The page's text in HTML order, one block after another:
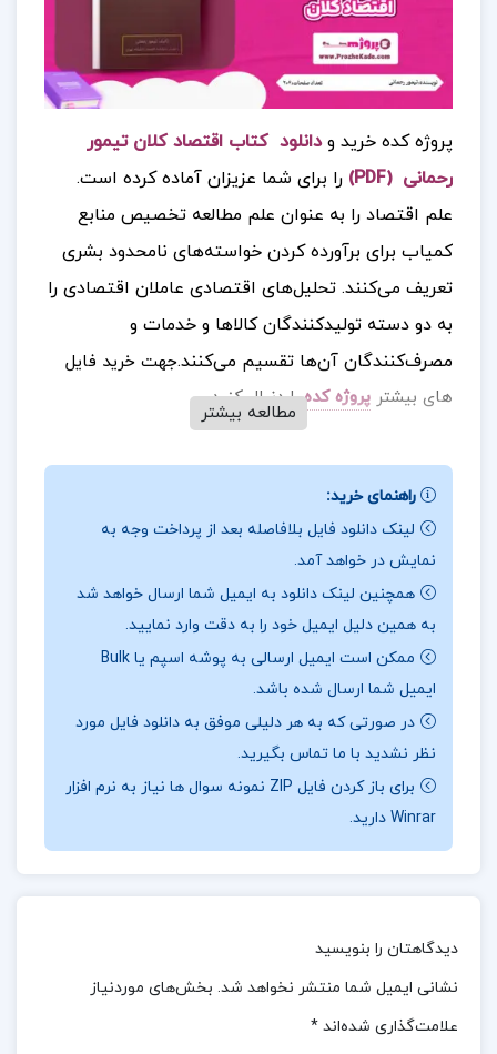
پروژه کده خرید و دانلود کتاب اقتصاد کلان تیمور
رحمانی (PDF)
را برای شما عزیزان آماده کرده است.
علم اقتصاد را به عنوان علم مطالعه تخصیص منابع
کمیاب برای برآورده کردن خواسته‌های نامحدود بشری
تعریف می‌کنند. تحلیل‌های اقتصادی عاملان اقتصادی را
به دو دسته تولیدکنندگان کالاها و خدمات و
مصرف‌کنندگان آن‌ها تقسیم می‌کنند.جهت خرید فایل
های بیشتر پروژه کدهرا دنبال کنید.
درباره نویسنده کتاب اقتصاد کلان تیمور رحمانی :
تولیدکنندگان: هدف تولیدکنندگان این است که با
به‌کارگیری و ترکیب منابع تولید، با توجه به کمیابی این
منابع، و تحمل هزینه‌های به‌کارگیری آن‌ه، سود و
منفعت خود را افزایش دهند. مصرف‌کنندگان: از سوی
دیگر، مصرف‌کنندگان به دنبال بهره‌برداری از کالاها و
خدماتی هستند که تولیدکنندگان فراهم می‌کنند، تا
نیازها و خواسته‌های خود را برآورده کنند. این دو گروه
اقتصادی در تعامل با یکدیگر، فرآیندهای تولید و مصرف
را شکل می‌دهند و در نتیجه، بازارهای اقتصادی و
بین تولید و مصرف، پایه‌ای است برای تحلیل‌های
اقتصادی و درک بهتر از نحوه تخصیص منابع در اقتصاد.
معرفی کتاب اقتصاد کلان تیمور رحمانی : قبل از ورود به
تحلیل‌های پیچیده‌تر، اشاره‌ای به مفهوم مدل‌ها یا
مطالعه بیشتر
راهنمای خرید:
لینک دانلود فایل بلافاصله بعد از پرداخت وجه به
نمایش در خواهد آمد.
همچنین لینک دانلود به ایمیل شما ارسال خواهد شد
به همین دلیل ایمیل خود را به دقت وارد نمایید.
ممکن است ایمیل ارسالی به پوشه اسپم یا Bulk
ایمیل شما ارسال شده باشد.
در صورتی که به هر دلیلی موفق به دانلود فایل مورد
نظر نشدید با ما تماس بگیرید.
برای باز کردن فایل ZIP نمونه سوال ها نیاز به نرم افزار
Winrar دارید.
دیدگاهتان را بنویسید
نشانی ایمیل شما منتشر نخواهد شد. بخش‌های موردنیاز
علامت‌گذاری شده‌اند *